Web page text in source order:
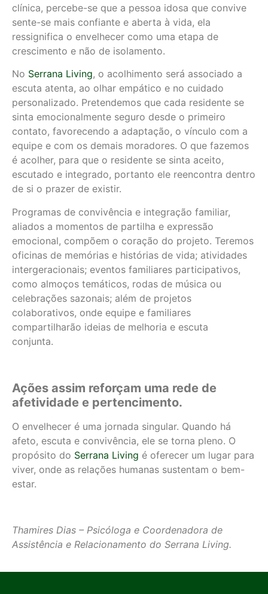
clínica, percebe-se que a pessoa idosa que convive
sente-se mais confiante e aberta à vida, ela
ressignifica o envelhecer como uma etapa de
crescimento e não de isolamento.
No Serrana Living, o acolhimento será associado a
escuta atenta, ao olhar empático e no cuidado
personalizado. Pretendemos que cada residente se
sinta emocionalmente seguro desde o primeiro
contato, favorecendo a adaptação, o vínculo com a
equipe e com os demais moradores. O que fazemos
é acolher, para que o residente se sinta aceito,
escutado e integrado, portanto ele reencontra dentro
de si o prazer de existir.
Programas de convivência e integração familiar,
aliados a momentos de partilha e expressão
emocional, compõem o coração do projeto. Teremos
oficinas de memórias e histórias de vida; atividades
intergeracionais; eventos familiares participativos,
como almoços temáticos, rodas de música ou
celebrações sazonais; além de projetos
colaborativos, onde equipe e familiares
compartilharão ideias de melhoria e escuta
conjunta.
Ações assim reforçam uma rede de
afetividade e pertencimento.
O envelhecer é uma jornada singular. Quando há
afeto, escuta e convivência, ele se torna pleno. O
propósito do Serrana Living é oferecer um lugar para
viver, onde as relações humanas sustentam o bem-
estar.
Thamires Dias – Psicóloga e Coordenadora de
Assistência e Relacionamento do Serrana Living.